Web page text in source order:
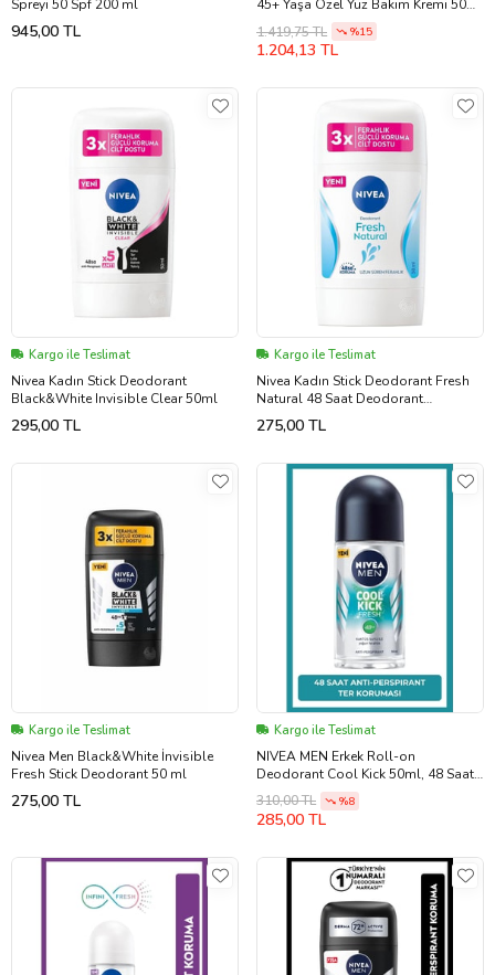
Spreyi 50 Spf 200 ml
945,00 TL
45+ Yaşa Özel Yüz Bakım Kremi 50
1.419,75 TL %15
1.204,13 TL
Kargo ile Teslimat
Nivea Kadın Stick Deodorant
Black&White Invisible Clear 50ml
295,00 TL
Kargo ile Teslimat
Nivea Kadın Stick Deodorant Fresh
Natural 48 Saat Deodorant
Koruması 50 ml
275,00 TL
Kargo ile Teslimat
Nivea Men Black&White İnvisible
Fresh Stick Deodorant 50 ml
275,00 TL
Kargo ile Teslimat
NIVEA MEN Erkek Roll-on
Deodorant Cool Kick 50ml, 48 Saat
Anti-perspirant Ter Koruma, Kaktüs
Suyu,Ferahlık
310,00 TL %8
285,00 TL